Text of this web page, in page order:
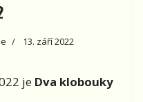
13. září 2022
je Dva klobouky